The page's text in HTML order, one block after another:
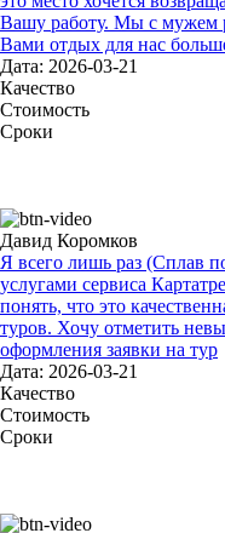
Вашу работу. Мы с мужем
Вами отдых для нас
Дата: 2026-03-21
Качество
Стоимость
Сроки
Давид Коромков
Я всего лишь раз (Сплав
услугами сервиса
понять, что это
туров. Хочу отметить
оформления заявки на тур
Дата: 2026-03-21
Качество
Стоимость
Сроки